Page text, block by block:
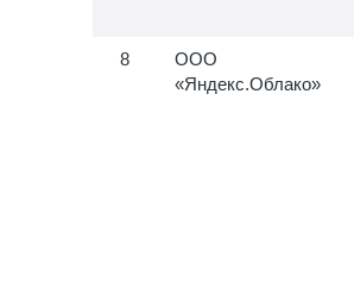
ООО
«Яндекс.Облако»